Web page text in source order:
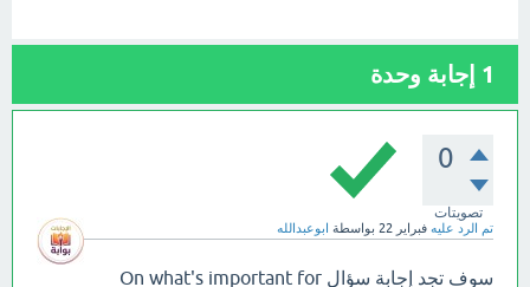
1 إجابة وحدة
0
تصويتات
تم الرد عليه فبراير 22 بواسطة ابوعبدالله
سوف تجد إجابة سؤال On what's important for